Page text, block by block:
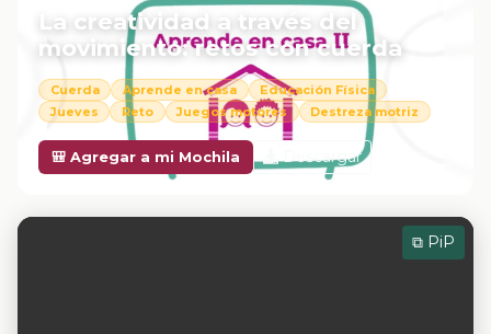
La creatividad a través del
movimiento: retos con cuerda
Cuerda Aprende en casa
Educación Física
Jueves
Reto Juegos motores Destreza motriz
🎒 Agregar a mi Mochila Descargar
⧉ PiP